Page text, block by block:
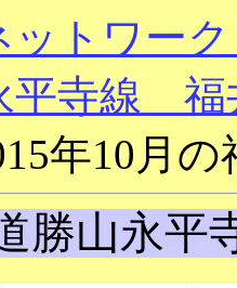
ットワー
平寺線 福
年10月の
勝山永